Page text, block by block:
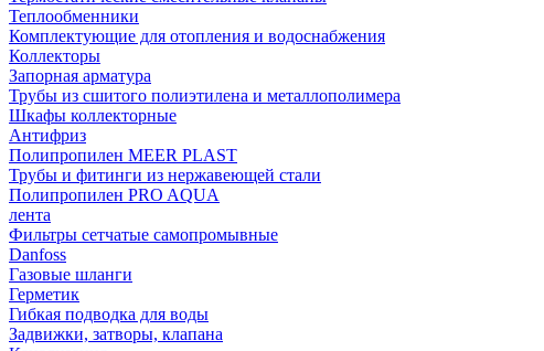
Теплообменники
Комплектующие для отопления и водоснабжения
Коллекторы
Запорная арматура
Трубы из сшитого полиэтилена и металлополимера
Шкафы коллекторные
Антифриз
Полипропилен MEER PLAST
Трубы и фитинги из нержавеющей стали
Полипропилен PRO AQUA
лента
Фильтры сетчатые самопромывные
Danfoss
Газовые шланги
Герметик
Гибкая подводка для воды
Задвижки, затворы, клапана